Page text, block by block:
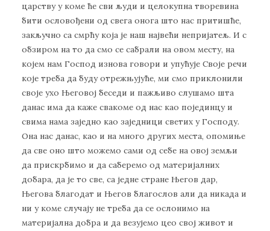
царству у коме ће сви људи и целокупна творевина
бити ословођени од свега онога што нас притишће,
закључно са смрћу која је наш највећи непријатељ. И с
обзиром на то да смо се сабрали на овом месту, на
којем нам Господ изнова говори и упућује Своје речи
које треба да буду отрежњујуће, ми смо приклонили
своје ухо Његовој беседи и пажљиво слушамо шта
данас има да каже свакоме од нас као појединцу и
свима нама заједно као заједници светих у Господу.
Она нас данас, као и на много других места, опомиње
да све оно што можемо сами од себе на овој земљи
да прискрбимо и да саберемо од материјалних
добара, да је то све, са једне стране Његов дар,
Његова благодат и Његов благослов али да никада и
ни у коме случају не треба да се ослонимо на
материјална добра и да везујемо цео свој живот и